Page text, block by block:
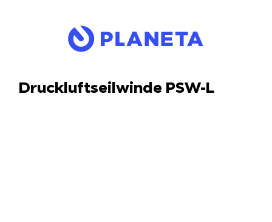
Druckluftseilwinde PSW-L